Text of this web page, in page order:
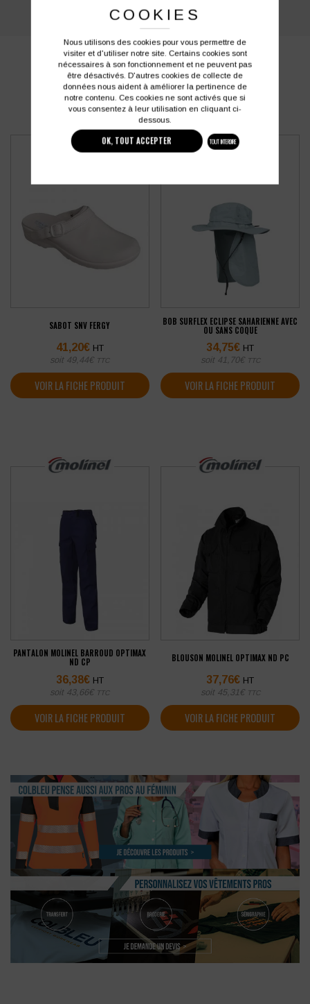
PRODUITS SIMILAIRES
SABOT SNV FERGY
41,20€ HT
soit 49,44€ TTC
VOIR LA FICHE PRODUIT
BOB SURFLEX ECLIPSE SAHARIENNE AVEC
OU SANS COQUE
34,75€ HT
soit 41,70€ TTC
VOIR LA FICHE PRODUIT
PANTALON MOLINEL BARROUD OPTIMAX
ND CP
36,38€ HT
soit 43,66€ TTC
VOIR LA FICHE PRODUIT
BLOUSON MOLINEL OPTIMAX ND PC
37,76€ HT
soit 45,31 € TTC
VOIR LA FICHE PRODUIT
COOKIES
Nous utilisons des cookies pour vous permettre de
visiter et d'utiliser notre site. Certains cookies sont
nécessaires à son fonctionnement et ne peuvent pas
être désactivés. D'autres cookies de collecte de
données nous aident à améliorer la pertinence de
notre contenu. Ces cookies ne sont activés que si
vous consentez à leur utilisation en cliquant ci-
dessous.
OK, TOUT ACCEPTER TOUT INTERDIRE